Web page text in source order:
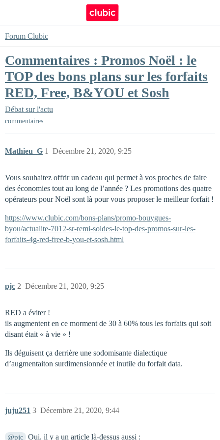
Forum Clubic
Commentaires : Promos Noël : le
TOP des bons plans sur les forfaits
RED, Free, B&YOU et Sosh
Débat sur l'actu
commentaires
Mathieu_G Décembre 21, 2020, 9:25
1
Vous souhaitez offrir un cadeau qui permet à vos proches de faire
des économies tout au long de l’année ? Les promotions des quatre
opérateurs pour Noël sont là pour vous proposer le meilleur forfait !
https://www.clubic.com/bons-plans/promo-bouygues-
byou/actualite-7012-sr-remi-soldes-le-top-des-promos-sur-les-
forfaits-4g-red-free-b-you-et-sosh.html
pjc Décembre 21, 2020, 9:25
2
RED a éviter !
ils augmentent en ce morment de 30 à 60% tous les forfaits qui soit
disant était « à vie » !
Ils déguisent ça derrière une sodomisante dialectique
d’augmentaiton surdimensionnée et inutile du forfait data.
juju251 Décembre 21, 2020, 9:44
3
@pjc Oui, il y a un article là-dessus aussi :